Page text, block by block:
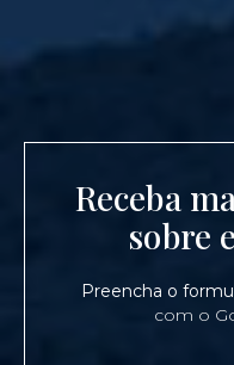
Receba
sobre
Preencha o
com o